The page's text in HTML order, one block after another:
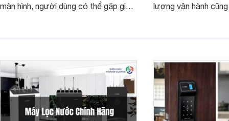
màn hình, người dùng có thể gặp giao
lượng vận hành